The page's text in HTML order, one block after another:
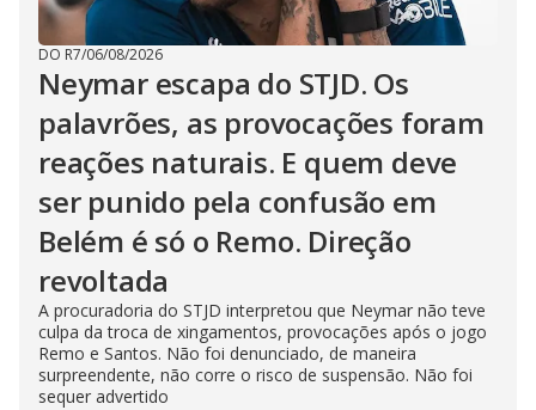
DO R7/06/08/2026
Neymar escapa do STJD. Os
palavrões, as provocações foram
reações naturais. E quem deve
ser punido pela confusão em
Belém é só o Remo. Direção
revoltada
A procuradoria do STJD interpretou que Neymar não teve
culpa da troca de xingamentos, provocações após o jogo
Remo e Santos. Não foi denunciado, de maneira
surpreendente, não corre o risco de suspensão. Não foi
sequer advertido